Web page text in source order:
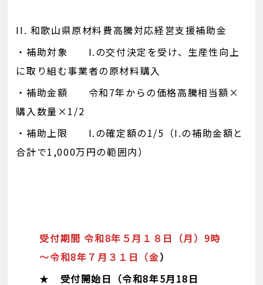
II. 和歌山県原材料費高騰対応経営支援補助金
・補助対象 I.の交付決定を受け、生産性向上
に取り組む事業者の原材料購入
・補助金額 令和7年からの価格高騰相当額×
購入数量×1/2
・補助上限 I.の確定額の1/5（I.の補助金額と
合計で1,000万円の範囲内）
受付期間 令和8年５月１８日（月）9時
～令和8年７月３１日（金）
★ 受付開始日（令和8年5月18日